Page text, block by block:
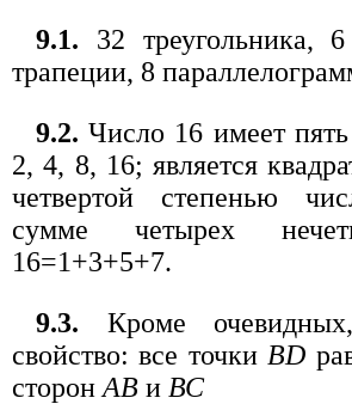
9.1. 32 треугольника,
трапеции, 8
9.2. Число 16 имеет
2, 4, 8, 16; является
четвертой степенью
сумме четырех
16=1+3+5+7.
9.3. Кроме
свойство: все точки BD
сторон АВ и ВС